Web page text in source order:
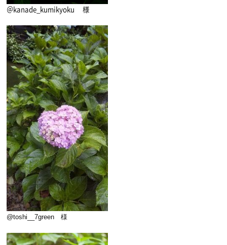
＠kanade_kumikyoku 様
@toshi__7green 様